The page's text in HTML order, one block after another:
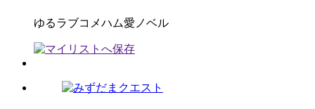
ゆるラブコメハム愛ノベル